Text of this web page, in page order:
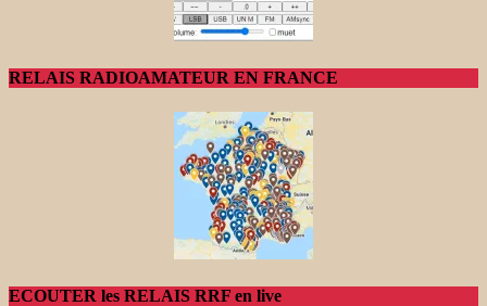
RELAIS RADIOAMATEUR EN FRANCE
ECOUTER les RELAIS RRF en live